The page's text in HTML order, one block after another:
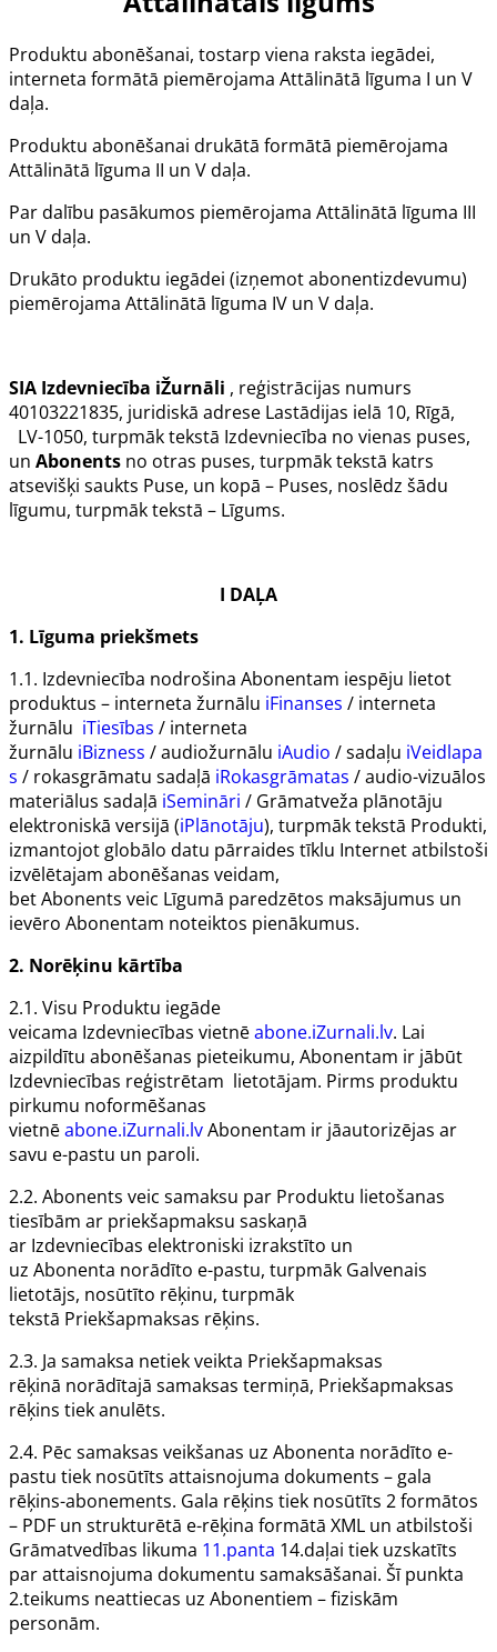
Produktu abonēšanai, tostarp viena raksta iegādei,
interneta formātā piemērojama Attālinātā līguma I un V
daļa.
Produktu abonēšanai drukātā formātā piemērojama
Attālinātā līguma II un V daļa.
Par dalību pasākumos piemērojama Attālinātā līguma III
un V daļa.
Drukāto produktu iegādei (izņemot abonentizdevumu)
piemērojama Attālinātā līguma IV un V daļa.
SIA Izdevniecība iŽurnāli , reģistrācijas numurs
40103221835, juridiskā adrese Lastādijas ielā 10, Rīgā,
LV-1050, turpmāk tekstā Izdevniecība no vienas puses,
un Abonents no otras puses, turpmāk tekstā katrs
atsevišķi saukts Puse, un kopā – Puses, noslēdz šādu
līgumu, turpmāk tekstā – Līgums.
I DAĻA
1. Līguma priekšmets
1.1. Izdevniecība nodrošina Abonentam iespēju lietot
produktus – interneta žurnālu iFinanses / interneta
žurnālu iTiesības / interneta
žurnālu iBizness /audiožurnālu iAudio /sadaļu iVeidlapa
s / rokasgrāmatu sadaļā iRokasgrāmatas / audio-vizuālos
materiālus sadaļā iSemināri / Grāmatveža plānotāju
elektroniskā versijā (iPlānotāju), turpmāk tekstā Produkti,
izmantojot globālo datu pārraides tīklu Internetatbilstoši
izvēlētajam abonēšanas veidam,
betAbonents veic Līgumā paredzētos maksājumus un
ievēro Abonentam noteiktos pienākumus.
2. Norēķinu kārtība
2.1. Visu Produktu iegāde
veicama Izdevniecības vietnēabone.iZurnali.lv. Lai
aizpildītu abonēšanas pieteikumu, Abonentam ir jābūt
Izdevniecības reģistrētam lietotājam. Pirms produktu
pirkumu noformēšanas
vietnēabone.iZurnali.lvAbonentam ir jāautorizējas ar
savu e-pastu un paroli.
2.2. Abonents veic samaksu par Produktu lietošanas
tiesībām ar priekšapmaksu saskaņā
ar Izdevniecības elektroniski izrakstīto un
uz Abonenta norādīto e-pastu, turpmāk Galvenais
lietotājs, nosūtīto rēķinu, turpmāk
tekstā Priekšapmaksas rēķins.
2.3. Ja samaksa netiek veikta Priekšapmaksas
rēķinā norādītajā samaksas termiņā, Priekšapmaksas
rēķins tiek anulēts.
2.4. Pēc samaksas veikšanas uz Abonenta norādīto e-
pastu tiek nosūtīts attaisnojuma dokuments – gala
rēķins-abonements. Gala rēķins tiek nosūtīts 2 formātos
– PDF un strukturētā e-rēķina formātā XML un atbilstoši
Grāmatvedības likuma 11.panta 14.daļai tiek uzskatīts
par attaisnojuma dokumentu samaksāšanai. Šī punkta
2.teikums neattiecas uz Abonentiem – fiziskām
personām.